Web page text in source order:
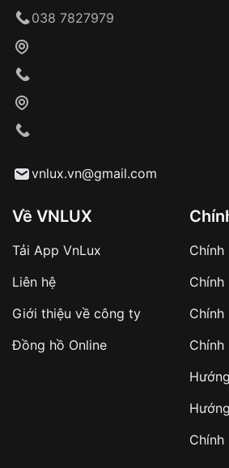
Khách hàng kiểm tra và
Từ khóa SEO:
sản phẩm đặc biệt
hàng
Số tiền còn lại thanh toán
✔️ Đảm bảo xử lý đơn hàng
✔️ Hạn chế tình trạng hủy
038 7827979
vnlux.vn@gmail.com
Về VNLUX
Tải App VnLux
Liên hệ
Giới thiệu về công ty
Đồng hồ Online
Chính
Chính
Chính
Chính